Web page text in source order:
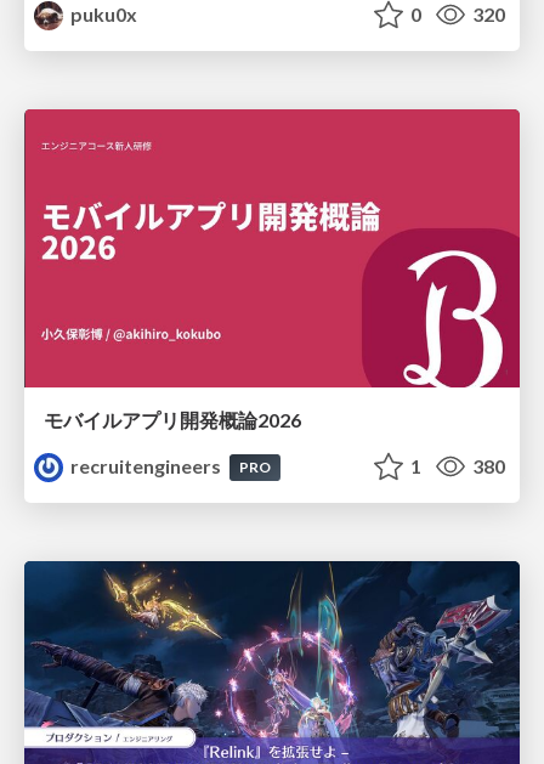
puku0x 0 320
モバイルアプリ開発概論2026
recruitengineers
PRO 1 380